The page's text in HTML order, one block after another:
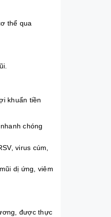
thể qua
khuẩn tiền
chóng
virus cúm,
dị ứng , viêm
được thực